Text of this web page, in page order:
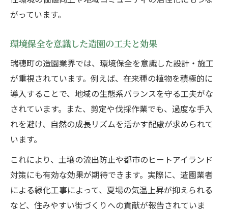
がっています。
環境保全を意識した造園の工夫と効果
瑞穂町の造園業界では、環境保全を意識した設計・施工
が重視されています。例えば、在来種の植物を積極的に
導入することで、地域の生態系バランスを守る工夫がな
されています。また、剪定や伐採作業でも、過度な手入
れを避け、自然の成長リズムを活かす配慮が求められて
います。
これにより、土壌の流出防止や都市のヒートアイランド
対策にも有効な効果が期待できます。実際に、造園業者
による緑化工事によって、夏場の気温上昇が抑えられる
など、住みやすい街づくりへの貢献が報告されていま